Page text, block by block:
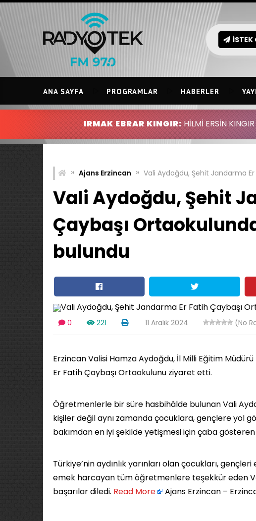
Skip
to
content
İSTEK
ANA SAYFA PROGRAMLAR HABERLER
IRMAK EBRAR KINGIR:HİLMİ ERSİN KINGIR ABDULLAH
» Ajans Erzincan » Vali Aydoğdu, Şehit Jandarma
Vali Aydoğdu, Şehit
Çaybaşı
bulundu
0 221 11 Aralık 2024 (No
Erzincan Valisi Hamza Aydoğdu, İl Milli Eğitim
Er Fatih Çaybaşı Ortaokulunu ziyaret etti.
Öğretmenlerle bir süre hasbihâlde bulunan Vali
kişiler değil aynı zamanda çocuklara, gençlere yol
bakımdan en iyi şekilde yetişmesi için çaba
Türkiye’nin aydınlık yarınları olan çocukları,
emek harcayan tüm öğretmenlere teşekkür eden
başarılar diledi. ​ Read More Ajans Erzincan –